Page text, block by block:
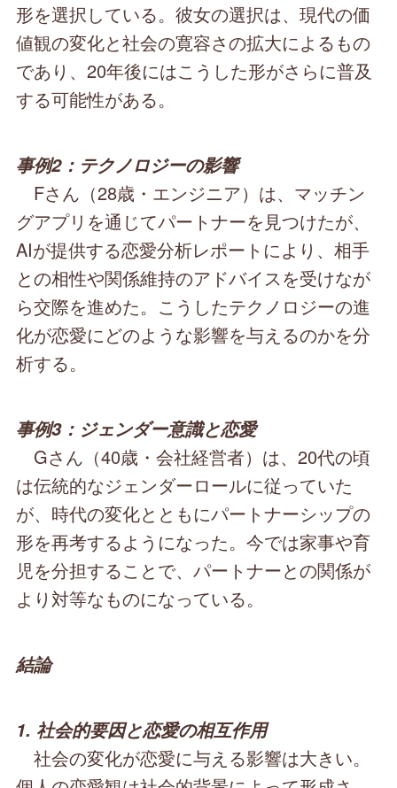
形を選択している。彼女の選択は、現代の価
値観の変化と社会の寛容さの拡大によるもの
であり、20年後にはこうした形がさらに普及
する可能性がある。
事例2：テクノロジーの影響
Fさん（28歳・エンジニア）は、マッチン
グアプリを通じてパートナーを見つけたが、
AIが提供する恋愛分析レポートにより、相手
との相性や関係維持のアドバイスを受けなが
ら交際を進めた。こうしたテクノロジーの進
化が恋愛にどのような影響を与えるのかを分
析する。
事例3：ジェンダー意識と恋愛
Gさん（40歳・会社経営者）は、20代の頃
は伝統的なジェンダーロールに従っていた
が、時代の変化とともにパートナーシップの
形を再考するようになった。今では家事や育
児を分担することで、パートナーとの関係が
より対等なものになっている。
結論
1. 社会的要因と恋愛の相互作用
社会の変化が恋愛に与える影響は大きい。